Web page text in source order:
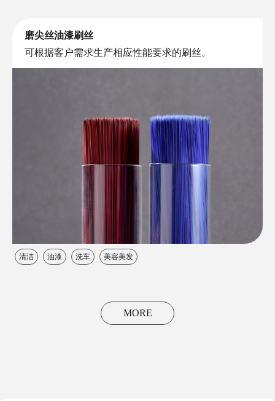
磨尖丝油漆刷丝
可根据客户需求生产相应性能要求的刷丝。
清洁 油漆 洗车 美容美发
MORE